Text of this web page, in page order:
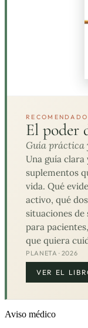
El poder
Guía práctica
Una guía
suplementos
vida. Qué
activo, qué
situaciones de
para
que quiera
PLANETA · 2026
VER EL
Aviso médico